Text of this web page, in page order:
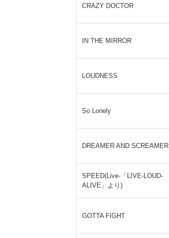
CRAZY DOCTOR
IN THE MIRROR
LOUDNESS
So Lonely
DREAMER AND SCREAMER
SPEED(Live-「LIVE-LOUD-
ALIVE」より)
GOTTA FIGHT